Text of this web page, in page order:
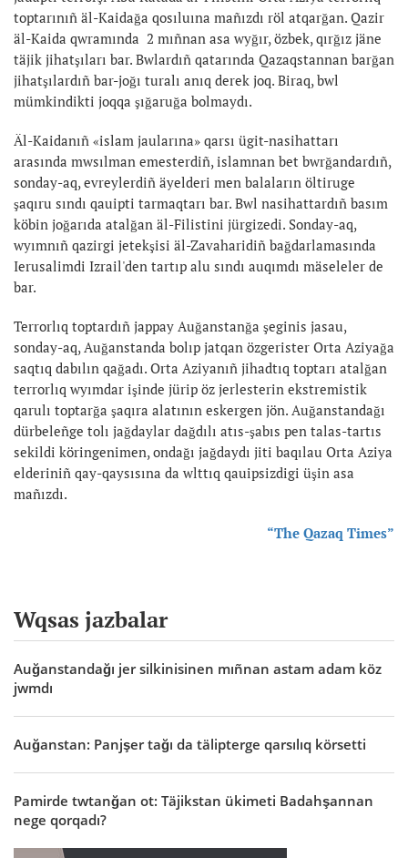
toptarınıñ äl-Kaidağa qosıluına mañızdı röl atqarğan. Qazir
äl-Kaida qwramında 2 mıñnan asa wyğır, özbek, qırğız jäne
täjik jihatşıları bar. Bwlardıñ qatarında Qazaqstannan barğan
jihatşılardıñ bar-joğı turalı anıq derek joq. Biraq, bwl
mümkindikti joqqa şığaruğa bolmaydı.
Äl-Kaidanıñ «islam jaularına» qarsı ügit-nasihattarı
arasında mwsılman emesterdiñ, islamnan bet bwrğandardıñ,
sonday-aq, evreylerdiñ äyelderi men balaların öltiruge
şaqıru sındı qauipti tarmaqtarı bar. Bwl nasihattardıñ basım
köbin joğarıda atalğan äl-Filistini jürgizedi. Sonday-aq,
wyımnıñ qazirgi jetekşisi äl-Zavaharidiñ bağdarlamasında
Ierusalimdi Izrail'den tartıp alu sındı auqımdı mäseleler de
bar.
Terrorlıq toptardıñ jappay Auğanstanğa şeginis jasau,
sonday-aq, Auğanstanda bolıp jatqan özgerister Orta Aziyağa
saqtıq dabılın qağadı. Orta Aziyanıñ jihadtıq toptarı atalğan
terrorlıq wyımdar işinde jürip öz jerlesterin ekstremistik
qarulı toptarğa şaqıra alatının eskergen jön. Auğanstandağı
dürbeleñge tolı jağdaylar dağdılı atıs-şabıs pen talas-tartıs
sekildi köringenimen, ondağı jağdaydı jiti baqılau Orta Aziya
elderiniñ qay-qaysısına da wlttıq qauipsizdigi üşin asa
mañızdı.
“The Qazaq Times”
Wqsas jazbalar
Auğanstandağı jer silkinisinen mıñnan astam adam köz
jwmdı
Auğanstan: Panjşer tağı da tälipterge qarsılıq körsetti
Pamirde twtanğan ot: Täjikstan ükimeti Badahşannan
nege qorqadı?